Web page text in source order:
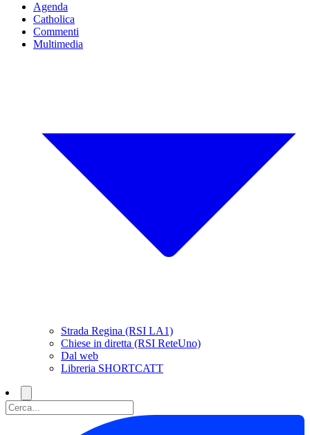
Agenda
Catholica
Commenti
Multimedia
Strada Regina (RSI LA1)
Chiese in diretta (RSI ReteUno)
Dal web
Libreria SHORTCATT